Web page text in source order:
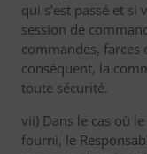
qui s'est passé et si
session de
commandes,
conséquent, la
toute sécurité.
vii) Dans le cas où
fourni, le